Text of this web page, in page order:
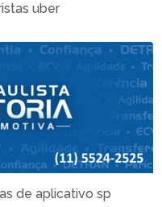
uber
de aplicativo sp